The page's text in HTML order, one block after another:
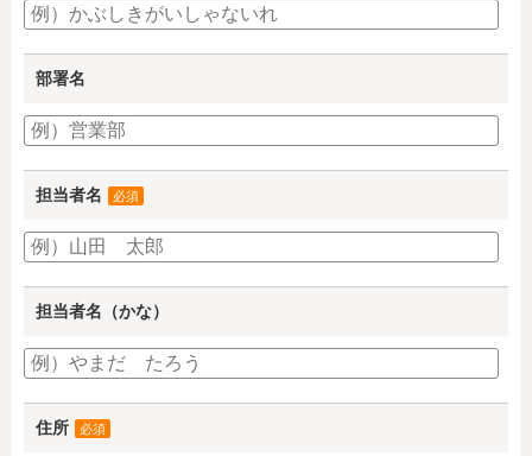
部署名
担当者名 必須
担当者名（かな）
住所 必須